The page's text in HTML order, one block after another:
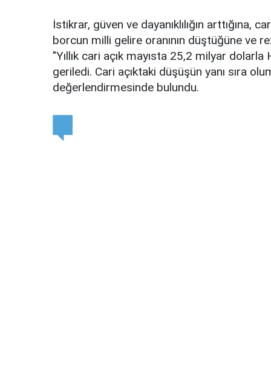
İstikrar, güven ve dayanıklılığın arttığına,
borcun milli gelire oranının düştüğüne ve
"Yıllık cari açık mayısta 25,2 milyar
geriledi. Cari açıktaki düşüşün yanı sıra
değerlendirmesinde bulundu.